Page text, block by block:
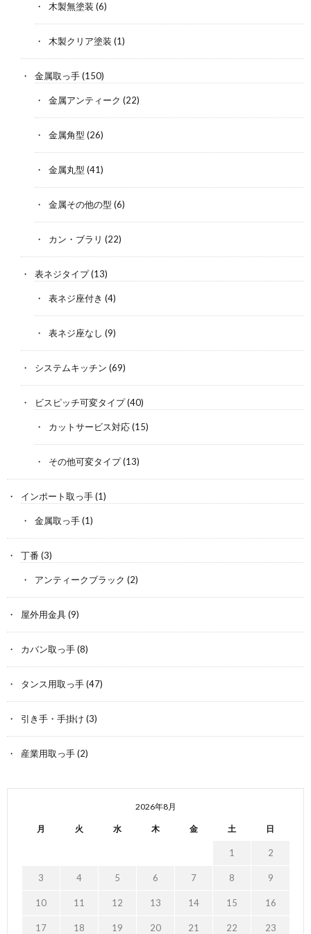
木製無塗装 (6)
木製クリア塗装 (1)
金属取っ手(150)
金属アンティーク (22)
金属角型 (26)
金属丸型 (41)
金属その他の型 (6)
カン・ブラリ (22)
表ネジタイプ(13)
表ネジ座付き (4)
表ネジ座なし (9)
システムキッチン (69)
ビスピッチ可変タイプ(40)
カットサービス対応(15)
その他可変タイプ(13)
インポート取っ手(1)
金属取っ手(1)
丁番 (3)
アンティークブラック (2)
屋外用金具(9)
カバン取っ手(8)
タンス用取っ手(47)
引き手・手掛け (3)
産業用取っ手(2)
2026年8月
月 火 水 木 金 土 日
1 2
3 4 5 6 7 8 9
10 11 12 13 14 15 16
17 18 19 20 21 22 23